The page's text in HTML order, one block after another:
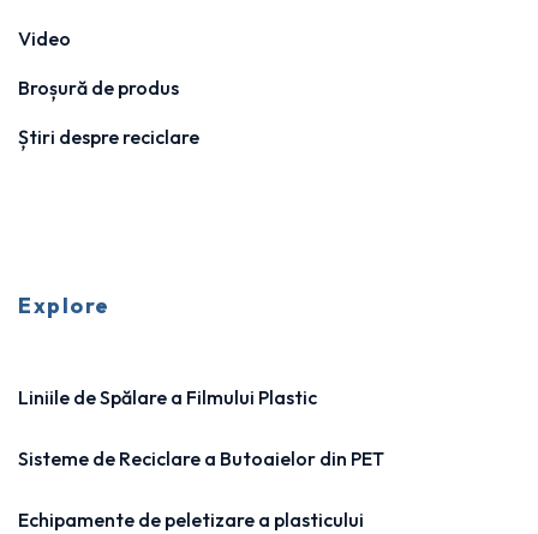
Video
Broșură de produs
Știri despre reciclare
Explore
Liniile de Spălare a Filmului Plastic
Sisteme de Reciclare a Butoaielor din PET
Echipamente de peletizare a plasticului